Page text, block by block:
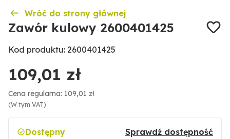
Wróć do strony głównej
Zawór kulowy 2600401425
Kod produktu: 2600401425
109,01 zł
Cena regularna: 109,01 zł
(W tym VAT)
Dostępny Sprawdź dostępność